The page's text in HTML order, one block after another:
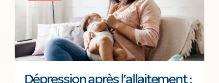
Dépression après l’allaitement :